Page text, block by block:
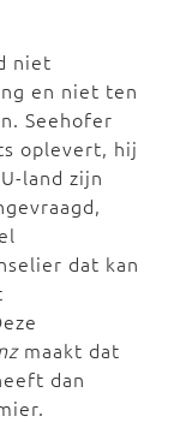
niet
en niet ten
Seehofer
oplevert, hij
land zijn
dat kan
maakt dat
dan